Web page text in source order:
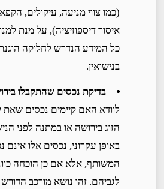
(כמו צווי מניעה, עיקולים,
איסור דיספוזיציה), על מנת
כל המידע הנדרש לחלוקה
בנישואין.
בדיקת נכסים שהתקבלו
לוודא האם קיימים נכסים שאת
הזוג בירושה או במתנה לפני
באופן עקרוני, נכסים אלו אינם
המשותף, אלא אם כן הוכחה
לגביהם. זהו נושא מורכב